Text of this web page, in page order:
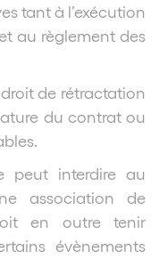
tant à l’exécution
au règlement des
de rétractation
du contrat ou
peut interdire au
association de
en outre tenir
évènements